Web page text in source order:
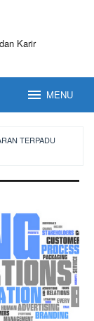
Karir
MENU
TERPADU